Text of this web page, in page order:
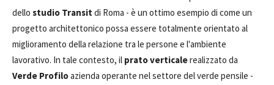
dello studio Transitdi Roma - è un ottimo esempio di come un
progetto architettonico possa essere totalmente orientato al
miglioramento della relazione tra le persone e l'ambiente
lavorativo. In tale contesto, il prato verticalerealizzato da
Verde Profiloazienda operante nel settore del verde pensile -